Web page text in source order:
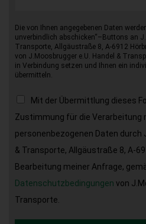
Die von Ihnen angegebenen Daten
unverbindlich abschicken“–Buttons an
Transporte, Allgäustraße 8, A-6912
von J.Moosbrugger e.U. Handel &
in Verbindung setzen und Ihnen ein
übermitteln.
Mit der Übermittlung dieses
Zustimmung für die Verarbeitung
personenbezogenen Daten durch
& Transporte, Allgäustraße 8, A-
Bearbeitung meiner Anfrage,
Datenschutzbedingungen von
Transporte.